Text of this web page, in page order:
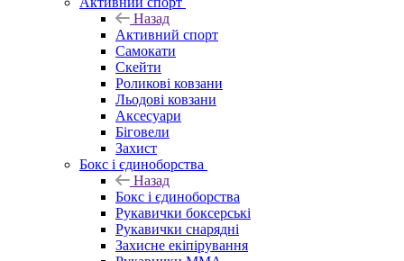
Назад
Активний спорт
Самокати
Скейти
Роликові ковзани
Льодові ковзани
Аксесуари
Біговели
Захист
Бокс і єдиноборства
Назад
Бокс і єдиноборства
Рукавички боксерські
Рукавички снарядні
Захисне екіпірування